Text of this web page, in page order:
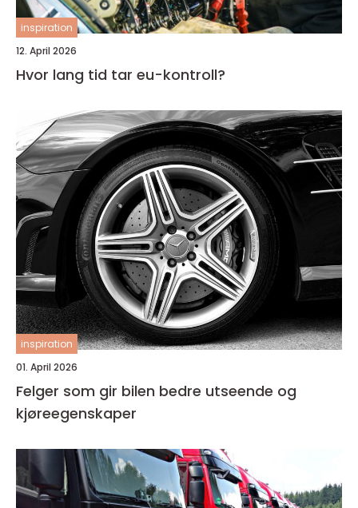
inspiration
12. April 2026
Hvor lang tid tar eu-kontroll?
inspiration
01. April 2026
Felger som gir bilen bedre utseende og
kjøreegenskaper